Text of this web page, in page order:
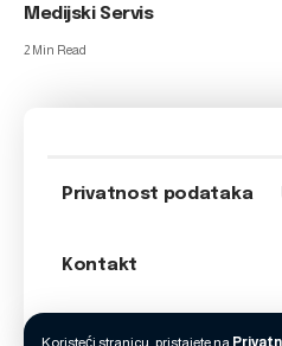
Koristeći stranicu, pristajete na
Medijski Servis
2 Min Read
Privatnost podataka
Kontakt